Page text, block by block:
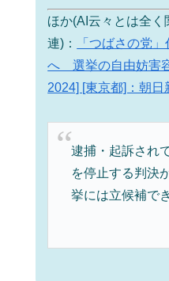
ほか(AI云々とは全く
連)：
「つばさの党
へ 選挙の自由妨害
2024] [東京都]：朝日
逮捕・起訴され
を停止する判決
挙には立候補で